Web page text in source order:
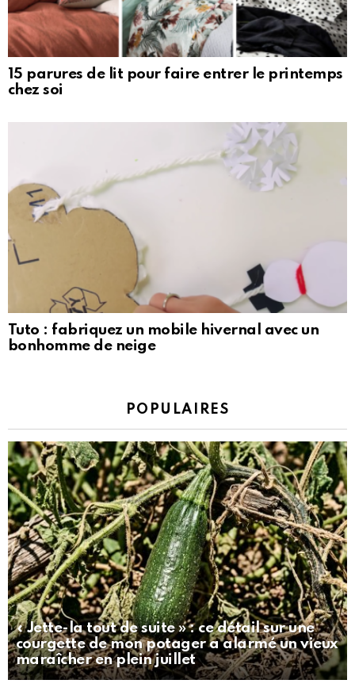
15 parures de lit pour faire entrer le printemps
chez soi
Tuto : fabriquez un mobile hivernal avec un
bonhomme de neige
POPULAIRES
« Jette-la tout de suite » : ce détail sur une
courgette de mon potager a alarmé un vieux
maraîcher en plein juillet